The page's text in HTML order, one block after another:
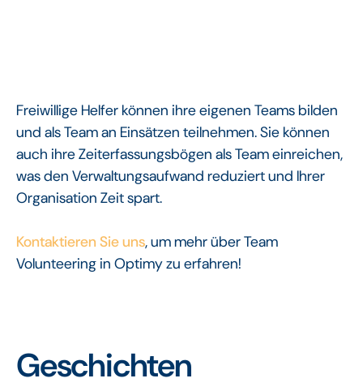
Freiwillige Helfer können ihre eigenen Teams bilden
und als Team an Einsätzen teilnehmen. Sie können
auch ihre Zeiterfassungsbögen als Team einreichen,
was den Verwaltungsaufwand reduziert und Ihrer
Organisation Zeit spart.
Kontaktieren Sie uns, um mehr über Team
Volunteering in Optimy zu erfahren!
Geschichten